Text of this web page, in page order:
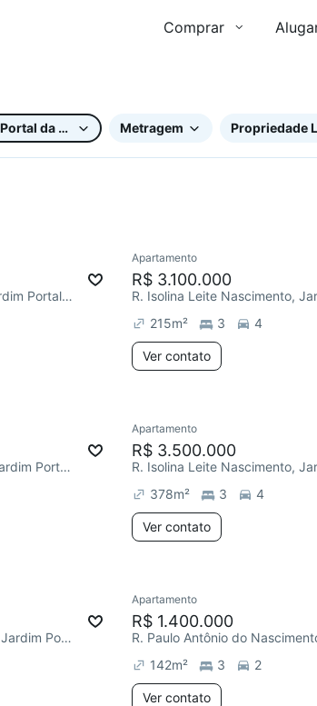
Comprar
da Colina Metragem Propriedade
R. José Maria Hannickel, Jardim Portal da Colina
Apartamento
R$ 3.100.000
215m² 3 4
Ver contato
R. Romeu do Nascimento, Jardim Portal da Colina
Redecorar
Apartamento
R$ 3.500.000
378m² 3 4
Ver contato
R. Isolina Leite Nascimento, Jardim Portal da Colina
Redecorar
Apartamento
R$ 1.400.000
142m² 3 2
Ver contato